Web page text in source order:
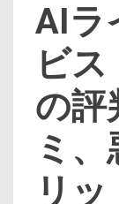
AIラ
ビス
の評
ミ
リ